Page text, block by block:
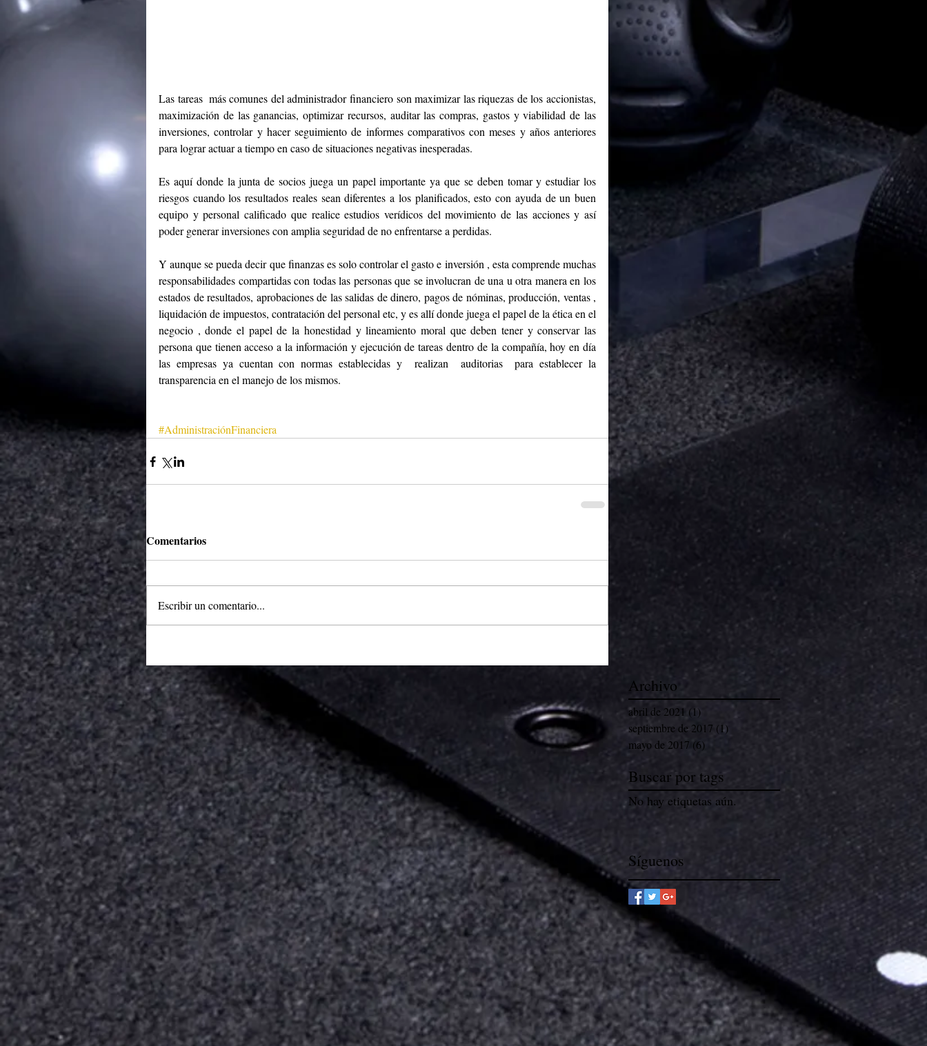
Las tareas  más comunes del administrador financiero son maximizar las riquezas de los accionistas,
maximización de las ganancias, optimizar recursos, auditar las compras, gastos y viabilidad de las
inversiones, controlar y hacer seguimiento de informes comparativos con meses y años anteriores
para lograr actuar a tiempo en caso de situaciones negativas inesperadas.
Es aquí donde la junta de socios juega un papel importante ya que se deben tomar y estudiar los
riesgos cuando los resultados reales sean diferentes a los planificados, esto con ayuda de un buen
equipo y personal calificado que realice estudios verídicos del movimiento de las acciones y así
poder generar inversiones con amplia seguridad de no enfrentarse a perdidas.
Y aunque se pueda decir que finanzas es solo controlar el gasto e inversión , esta comprende muchas
responsabilidades compartidas con todas las personas que se involucran de una u otra manera en los
estados de resultados, aprobaciones de las salidas de dinero, pagos de nóminas, producción, ventas ,
liquidación de impuestos, contratación del personal etc, y es allí donde juega el papel de la ética en el
negocio , donde el papel de la honestidad y lineamiento moral que deben tener y conservar las
persona que tienen acceso a la información y ejecución de tareas dentro de la compañía, hoy en día
las empresas ya cuentan con normas establecidas y  realizan  auditorias  para establecer la
transparencia en el manejo de los mismos.
#AdministraciónFinanciera
Comentarios
Escribir un comentario...
Archivo
abril de 2021 (1) 1 entrada
septiembre de 2017 (1)
mayo de 2017 (6)
Buscar por tags
No hay etiquetas aún.
Síguenos